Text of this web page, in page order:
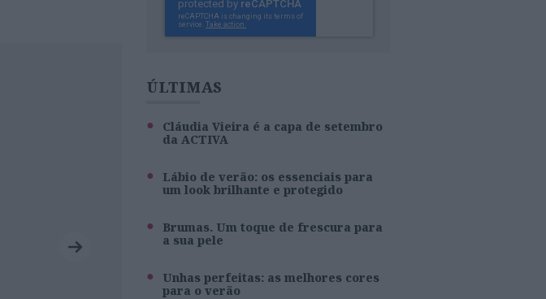
ÚLTIMAS
Cláudia Vieira é a capa de setembro
da ACTIVA
Lábio de verão: os essenciais para
um look brilhante e protegido
Brumas. Um toque de frescura para
a sua pele
Unhas perfeitas: as melhores cores
para o verão